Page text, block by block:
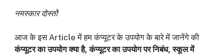
नमस्कार दोस्तों
आज के इस Article में हम कंप्यूटर के उपयोग के बारे में जानेंगे की
कंप्यूटर का उपयोग क्या है, कंप्यूटर का उपयोग पर निबंध, स्कूल में